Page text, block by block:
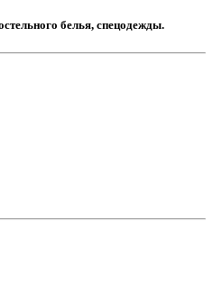
белья, спецодежды.